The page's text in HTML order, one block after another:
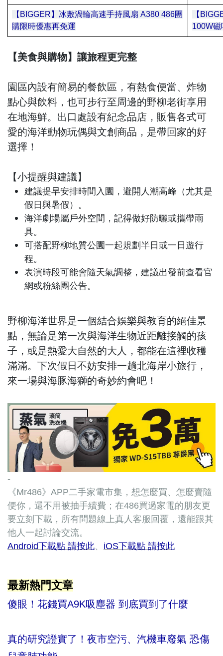
【BIGGER】冰敷渦輪高速手持風扇 A380 486團
購限時優惠再免運
【
100W
【美食與購物】讓旅程更完整
園區內設有簡易的餐飲區，有熱食便當、炸物
點心與飲料，也可步行至周邊的野柳老街享用
在地海鮮。出口處設有紀念品店，販售各式可
愛的海洋動物玩偶與文創商品，是帶回家的好
選擇！
【小提醒與建議】
建議提早安排時間入園，避開人潮高峰（尤其是
假日與暑假）。
海洋劇場屬戶外空間，記得做好防曬或攜帶雨
具。
可搭配野柳地質公園一起規劃半日或一日遊行
程。
表演時段可能會隨天氣調整，建議出發前查看官
網或粉絲團公告。
野柳海洋世界是一個結合娛樂與教育的絕佳景
點，無論是第一次與海洋生物近距離接觸的孩
子，或是熱愛大自然的大人，都能在這裡收穫
滿滿。下次假日不妨安排一趟北海岸小旅行，
來一場與海豚海獅的奇妙約會吧！
-
《Mr486》APP二手家電市集，想怎麼買、怎麼賣隨
便你，還不用被抽手續費；在486買過家電的朋友更
要立刻下載，所有問題線上真人客服回覆，還能跟其
他人一起討論交流。
Android下載點 請按此、 iOS下載點 請按此
最新熱門文章
傻眼！花錢買A9K吸塵器 到底買到了什麼
真的研究證實了！夜市空污、汽機車廢氣 恐傷